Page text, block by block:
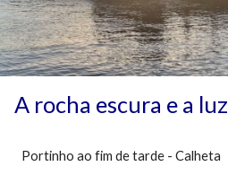
A rocha escura e a luz
Portinho ao fim de tarde - Calheta